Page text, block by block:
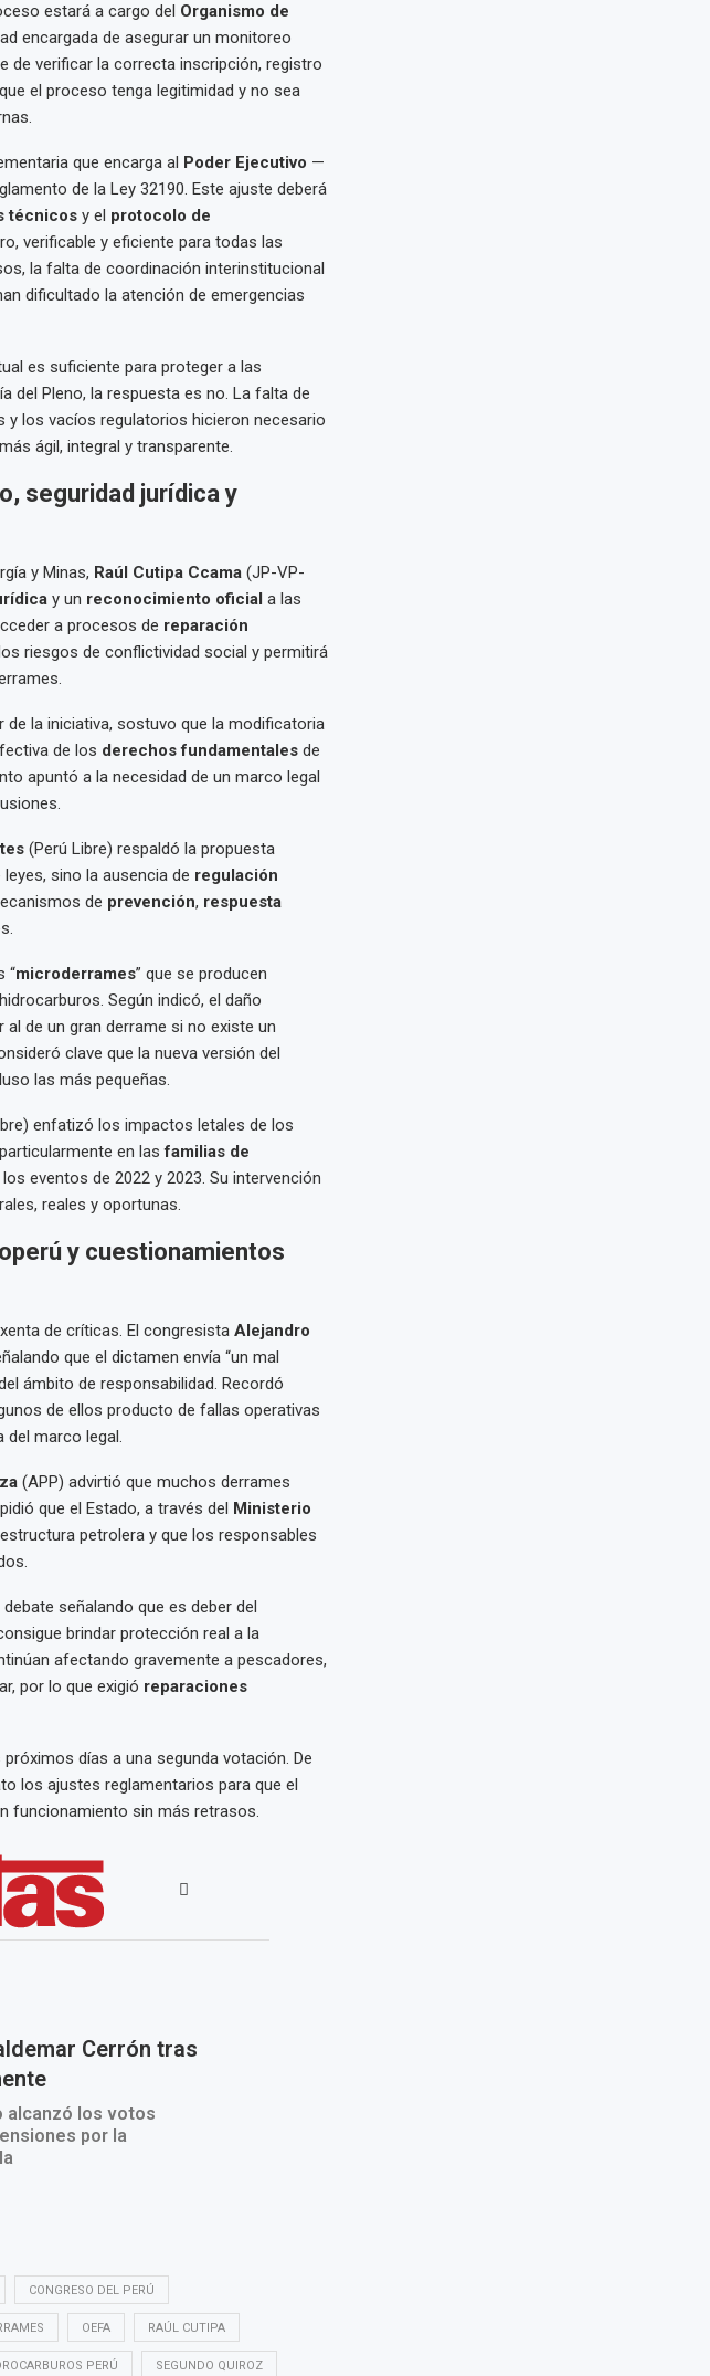
estará a cargo del Organismo de
encargada de asegurar un monitoreo
de verificar la correcta inscripción, registro
el proceso tenga legitimidad y no sea
que encarga al Poder Ejecutivo —
de la Ley 32190. Este ajuste deberá
técnicosy el protocolo de
verificable y eficiente para todas las
la falta de coordinación interinstitucional
dificultado la atención de emergencias
es suficiente para proteger a las
del Pleno, la respuesta es no. La falta de
los vacíos regulatorios hicieron necesario
ágil, integral y transparente.
seguridad jurídica y
y Minas, Raúl Cutipa Ccama(JP-VP-
y un reconocimiento oficial a las
a procesos de reparación
riesgos de conflictividad social y permitirá
de la iniciativa, sostuvo que la modificatoria
de los derechos fundamentalesde
apuntó a la necesidad de un marco legal
(Perú Libre) respaldó la propuesta
sino la ausencia de regulación
de prevención, respuesta
“microderrames” que se producen
Según indicó, el daño
de un gran derrame si no existe un
clave que la nueva versión del
las más pequeñas.
enfatizó los impactos letales de los
en lasfamilias de
eventos de 2022 y 2023. Su intervención
reales y oportunas.
y cuestionamientos
de críticas. El congresista Alejandro
que el dictamen envía “un mal
ámbito de responsabilidad. Recordó
de ellos producto de fallas operativas
del marco legal.
(APP) advirtió que muchos derrames
que el Estado, a través del Ministerio
petrolera y que los responsables
señalando que es deber del
brindar protección real a la
afectando gravemente a pescadores,
por lo que exigió reparaciones
días a una segunda votación. De
los ajustes reglamentarios para que el
funcionamiento sin más retrasos.
CONGRESO DEL PERÚ
OEFA RAÚL CUTIPA
PERÚ SEGUNDO QUIROZ